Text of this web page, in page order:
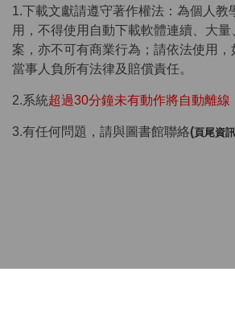
1.下載文獻請遵守著作權法：為個人教
用，不得使用自動下載軟體連續、大
案，亦不可有商業行為；請依法使用
當事人負所有法律及賠償責任。
2.系統超過30分鐘未有動作將自動離線
3.有任何問題，請與圖書館聯絡(頁尾資